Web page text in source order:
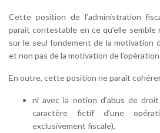
Cette position de l’administration
paraît contestable en ce qu’elle semble
sur le seul fondement de la motivation
et non pas de la motivation de l’opération
En outre, cette position ne paraît
ni avec la notion d’abus de
caractère fictif d’une
exclusivement fiscale),